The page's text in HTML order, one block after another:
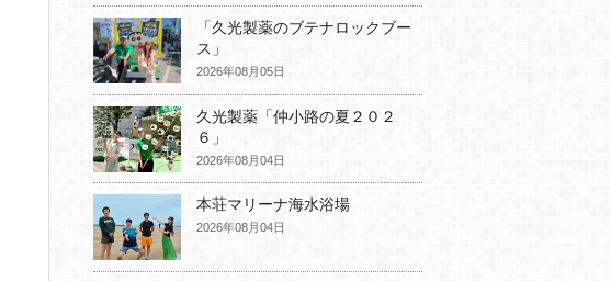
「久光製薬のブテナロックブー
ス」
2026年08月05日
久光製薬「仲小路の夏２０２
６」
2026年08月04日
本荘マリーナ海水浴場
2026年08月04日